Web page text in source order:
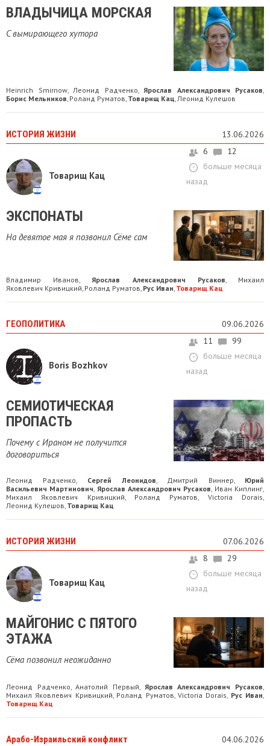
ВЛАДЫЧИЦА МОРСКАЯ
C вымирающего хутора
Heinrich Smirnow, Леонид Радченко Ярослав Александрович Русаков
Борис Мельников Роланд Руматов Товарищ Кац Леонид Кулешов
ИСТОРИЯ ЖИЗНИ 13.06.2026
Товарищ Кац
6
12
больше месяца
назад
ЭКСПОНАТЫ
На девятое мая я позвонил Сёме сам
Владимир Иванов,Ярослав Александрович Русаков, Михаил
Яковлевич Кривицкий, Роланд Руматов, Рус Иван, Товарищ Кац
ГЕОПОЛИТИКА 09.06.2026
Boris Bozhkov
11
99
больше месяца
назад
СЕМИОТИЧЕСКАЯ
ПРОПАСТЬ
Почему с Ираном не получится
договориться
Леонид Радченко Сергей Леонидов Дмитрий Виннер
Юрий
Васильевич Мартинович Ярослав Александрович Русаков Иван Киплинг
Михаил Яковлевич Кривицкий Роланд Руматов Victoria Dorais
Леонид Кулешов Товарищ Кац
ИСТОРИЯ ЖИЗНИ 07.06.2026
Товарищ Кац
8
29
больше месяца
назад
МАЙГОНИС С ПЯТОГО
ЭТАЖА
Сёма позвонил неожиданно
Леонид Радченко,Анатолий Первый, Ярослав Александрович Русаков,
Михаил Яковлевич Кривицкий, Роланд Руматов, Victoria Dorais, Рус Иван,
Товарищ Кац
Арабо-Израильский конфликт 04.06.2026